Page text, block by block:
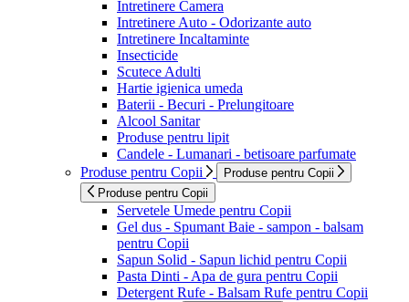
Intretinere Camera
Intretinere Auto - Odorizante auto
Intretinere Incaltaminte
Insecticide
Scutece Adulti
Hartie igienica umeda
Baterii - Becuri - Prelungitoare
Alcool Sanitar
Produse pentru lipit
Candele - Lumanari - betisoare parfumate
Produse pentru Copii
Produse pentru Copii
Produse pentru Copii
Servetele Umede pentru Copii
Gel dus - Spumant Baie - sampon - balsam
pentru Copii
Sapun Solid - Sapun lichid pentru Copii
Pasta Dinti - Apa de gura pentru Copii
Detergent Rufe - Balsam Rufe pentru Copii